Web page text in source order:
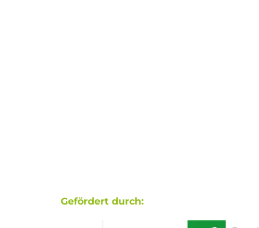
Gefördert durch: